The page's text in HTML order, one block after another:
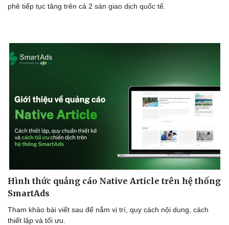
phê tiếp tục tăng trên cả 2 sàn giao dịch quốc tế.
Hình thức quảng cáo Native Article trên hệ thống
SmartAds
Tham khảo bài viết sau để nắm vị trí, quy cách nội dung, cách
thiết lập và tối ưu.